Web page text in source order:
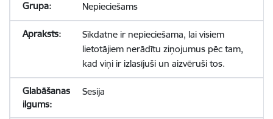
Nepieciešams
Sīkdatne ir nepieciešama, lai visiem
lietotājiem nerādītu ziņojumus pēc tam,
kad viņi ir izlasījuši un aizvēruši tos.
Sesija